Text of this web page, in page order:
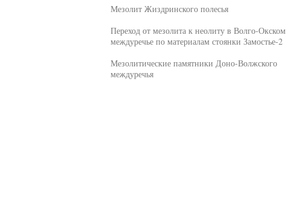
Мезолит Жиздринского полесья
Переход от мезолита к неолиту в Волго-Окском
междуречье по материалам стоянки Замостье-2
Мезолитические памятники Доно-Волжского
междуречья